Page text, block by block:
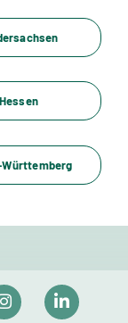
Hessen
Württemberg